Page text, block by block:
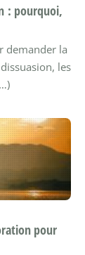
: pourquoi,
demander la
les
pour